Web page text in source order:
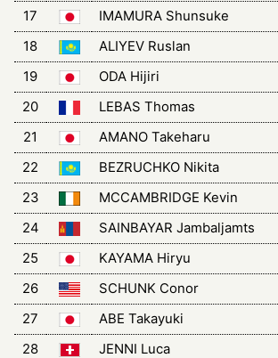
17 IMAMURA Shunsuke
18
ALIYEV Ruslan
19
ODA Hijiri
20
LEBAS Thomas
21
AMANO Takeharu
22
BEZRUCHKO Nikita
23
MCCAMBRIDGE Kevin
24
SAINBAYAR Jambaljamts
25
KAYAMA Hiryu
26
SCHUNK Conor
27
ABE Takayuki
28
JENNI Luca